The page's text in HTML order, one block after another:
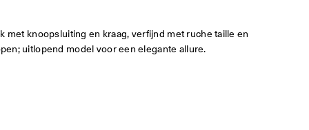
met knoopsluiting en kraag, verfijnd met ruche taille en
uitlopend model voor een elegante allure.